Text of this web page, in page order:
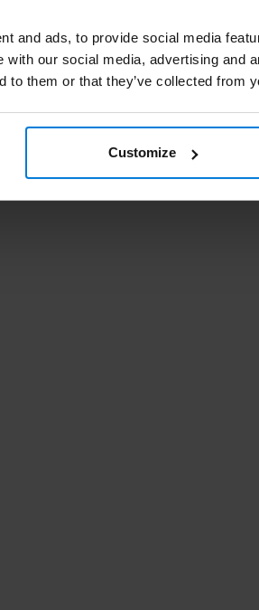
and ads, to provide social media
with our social media, advertising and
to them or that they’ve collected from
Customize